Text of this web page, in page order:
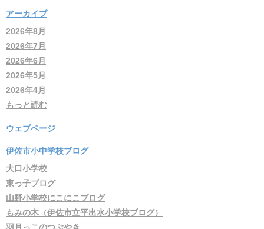
アーカイブ
2026年8月
2026年7月
2026年6月
2026年5月
2026年4月
もっと読む
ウェブページ
伊佐市小中学校ブログ
大口小学校
東っ子ブログ
山野小学校にこにこブログ
もみの木（伊佐市立平出水小学校ブログ）
羽月っこのつぶやき